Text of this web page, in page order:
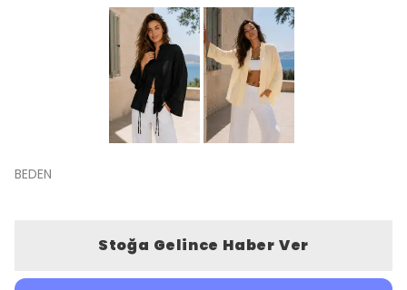
BEDEN
Stoğa Gelince Haber Ver